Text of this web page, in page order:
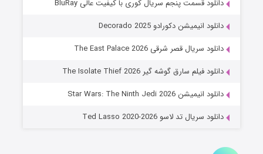
خاندان اژدها فصل ۳
قسمت۶ (زیرنویس) منتشر شد
دانلود قسمت پنجم سریال کوری با کیفیت عالی BluRay
دانلود انیمیشن دکورادو Decorado 2025
دانلود سریال قصر شرقی The East Palace 2026
دانلود فیلم سارق گوشه گیر The Isolate Thief 2026
دانلود انیمیشن Star Wars: The Ninth Jedi 2026
دانلود سریال تد لاسو Ted Lasso 2020-2026